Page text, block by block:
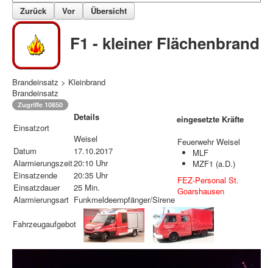
Zurück
Vor Übersicht
F1 - kleiner Flächenbrand
Brandeinsatz > Kleinbrand
Brandeinsatz
Zugriffe 10850
Einsatzort
Details
Weisel
Datum
17.10.2017
Alarmierungszeit20:10 Uhr
Einsatzende
20:35 Uhr
Einsatzdauer
25 Min.
Alarmierungsart Funkmeldeempfänger/Sirene
eingesetzte Kräfte
Feuerwehr Weisel
MLF
MZF1 (a.D.)
FEZ-Personal St.
Goarshausen
Fahrzeugaufgebot